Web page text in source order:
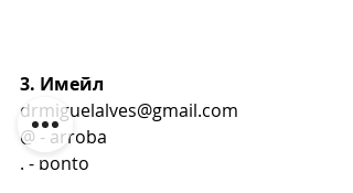
3. Имейл
drmiguelalves@gmail.com
@ - arroba
. - ponto